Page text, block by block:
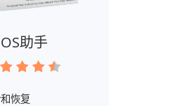
助手
恢复